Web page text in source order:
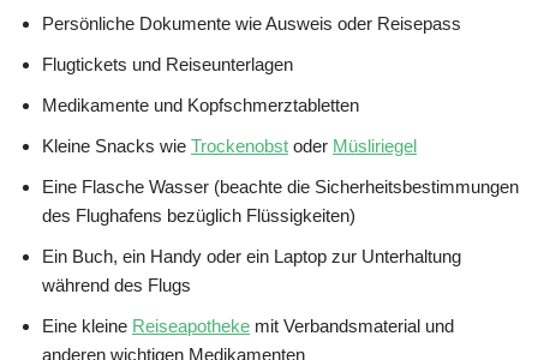
Persönliche Dokumente wie Ausweis oder Reisepass
Flugtickets und Reiseunterlagen
Medikamente und Kopfschmerztabletten
Kleine Snacks wie Trockenobst oder Müsliriegel
Eine Flasche Wasser (beachte die Sicherheitsbestimmungen
des Flughafens bezüglich Flüssigkeiten)
Ein Buch, ein Handy oder ein Laptop zur Unterhaltung
während des Flugs
Eine kleine Reiseapotheke mit Verbandsmaterial und
anderen wichtigen Medikamenten